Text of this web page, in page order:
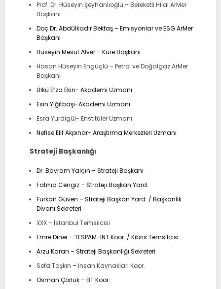
Prof. Dr. Hüseyin Şeyhanlıoğlu – Bereketli Hilal ArMer
Başkanı
Doç Dr. Abdülkadir Bektaş – Emisyonlar ve ESG ArMer
Başkanı
Hüseyin Mesut Alver – Küre Başkanı
Hasan Hüseyin Engüçlü – Petrol ve Doğalgaz ArMer
Başkanı
Ülkü Efza Ekin- Akademi Uzmanı
Esin Yiğitbaşı-Akademi Uzmanı
Esra Yurdigül- Enstitüler Uzmanı
Nefise Elif Akpınar- Araştırma Merkezleri Uzmanı
Strateji Başkanlığı
Dr. Bayram Yalçın – Strateji Başkanı
Fatma Cengiz – Strateji Başkan Yard.
Furkan Güven – Strateji Başkan Yard. / Başkanlık
Divanı Sekreteri
XXX – İstanbul Temsilcisi
Emre Diner – TESPAM-INT Koor. / Kıbrıs Temsilcisi
Arzu Karan – Strateji Başkanlığı Sekreteri
Sefa Taşkın – İnsan Kaynakları Koor.
Osman Çorluk – BT Koor.